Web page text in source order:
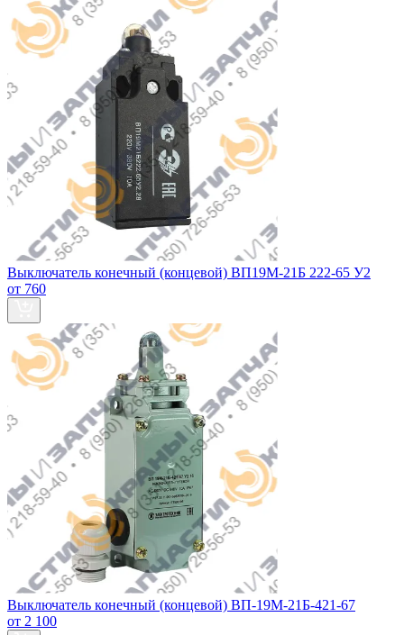
Выключатель конечный (концевой) ВП19М-21Б 222-65 У2
от 760
Выключатель конечный (концевой) ВП-19М-21Б-421-67
от 2 100